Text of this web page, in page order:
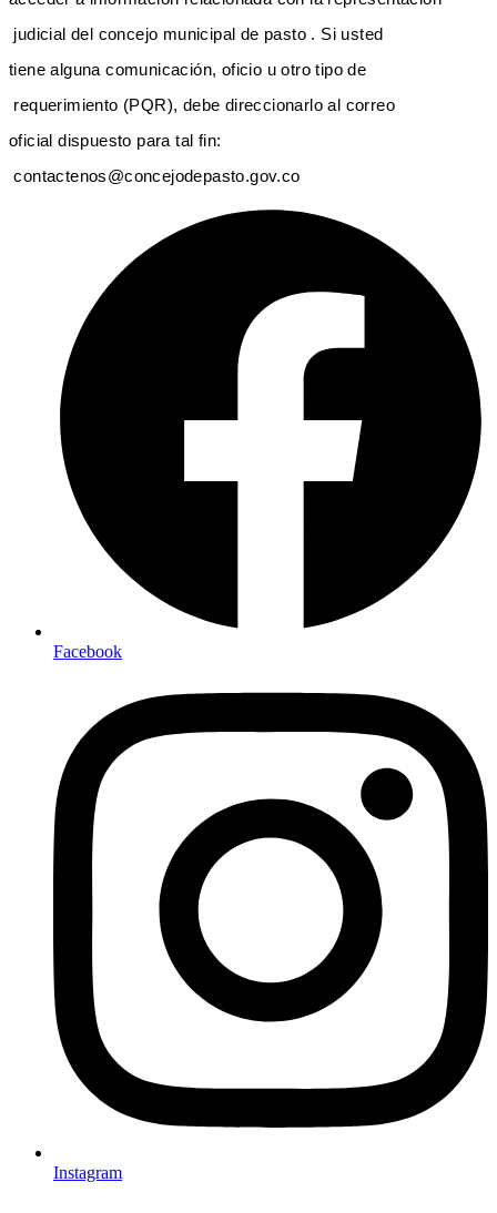
judicial del concejo municipal de pasto . Si usted
tiene alguna comunicación, oficio u otro tipo de
requerimiento (PQR), debe direccionarlo al correo
oficial dispuesto para tal fin:
contactenos@concejodepasto.gov.co
Facebook
Instagram